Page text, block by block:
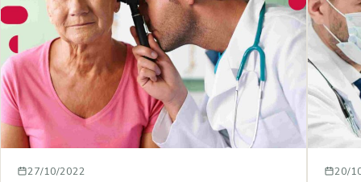
27/10/2022 20/